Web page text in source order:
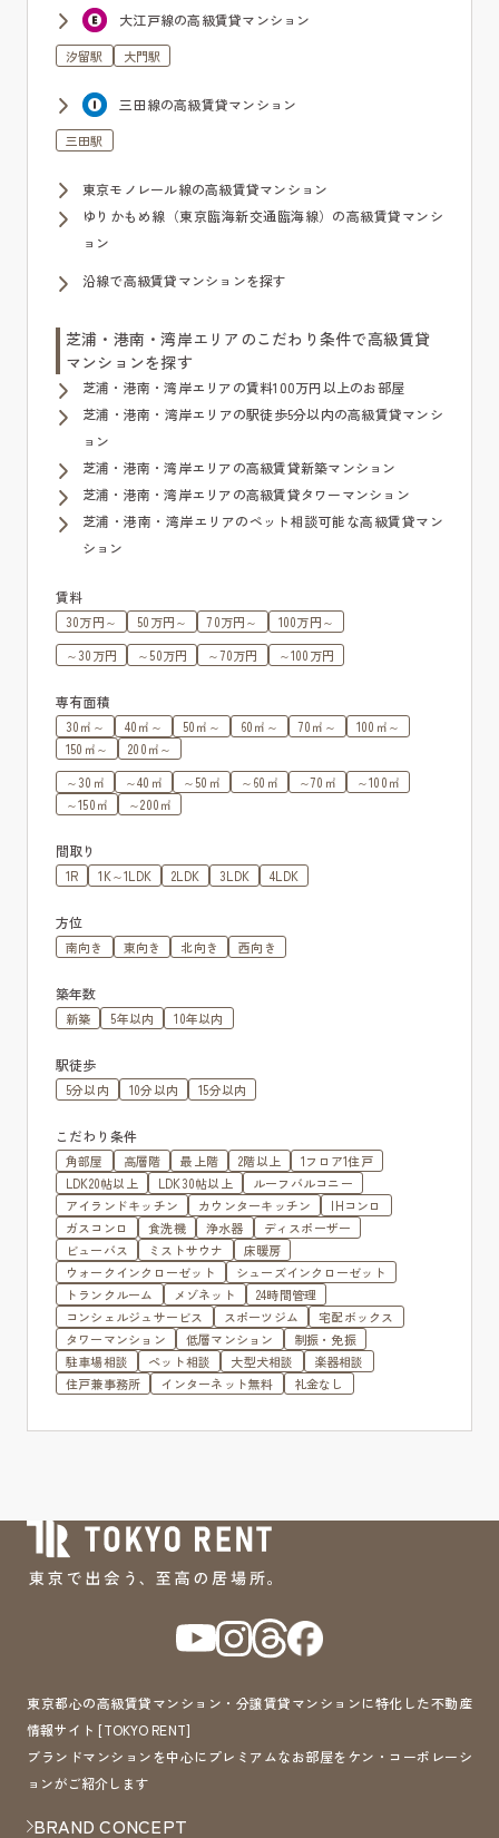
大江戸線の高級賃貸マンション
汐留駅 大門駅
三田線の高級賃貸マンション
三田駅
東京モノレール線の高級賃貸マンション
ゆりかもめ線（東京臨海新交通臨海線）の高級賃貸マンシ
ョン
沿線で高級賃貸マンションを探す
芝浦・港南・湾岸エリアのこだわり条件で高級賃貸
マンションを探す
芝浦・港南・湾岸エリアの賃料100万円以上のお部屋
芝浦・港南・湾岸エリアの駅徒歩5分以内の高級賃貸マンシ
ョン
芝浦・港南・湾岸エリアの高級賃貸新築マンション
芝浦・港南・湾岸エリアの高級賃貸タワーマンション
芝浦・港南・湾岸エリアのペット相談可能な高級賃貸マン
ション
賃料
30万円～ 50万円～ 70万円～
100万円～
～30万円
～50万円 ～70万円 ～100万円
専有面積
30㎡～ 40㎡～ 50㎡～ 60㎡～ 70㎡～
100㎡～
150㎡～
200㎡～
～30㎡
～40㎡ ～50㎡ ～60㎡ ～70㎡
～100㎡
～150㎡
～200㎡
間取り
1R 1K～1LDK 2LDK 3LDK 4LDK
方位
南向き 東向き 北向き 西向き
築年数
新築 5年以内 10年以内
駅徒歩
5分以内 10分以内 15分以内
こだわり条件
角部屋 高層階 最上階 2階以上
1フロア1住戸
LDK20帖以上
LDK30帖以上
ルーフバルコニー
アイランドキッチン
カウンターキッチン
IHコンロ
ガスコンロ
食洗機 浄水器
ディスポーザー
ビューバス
ミストサウナ
床暖房
ウォークインクローゼット
シューズインクローゼット
トランクルーム
メゾネット
24時間管理
コンシェルジュサービス
スポーツジム
宅配ボックス
タワーマンション
低層マンション
制振・免振
駐車場相談
ペット相談 大型犬相談
楽器相談
住戸兼事務所
インターネット無料 礼金なし
東京都心の高級賃貸マンション・分譲賃貸マンションに特化した不動産
情報サイト [TOKYO RENT]
ブランドマンションを中心にプレミアムなお部屋をケン・コーポレーシ
ョンがご紹介します
BRAND CONCEPT